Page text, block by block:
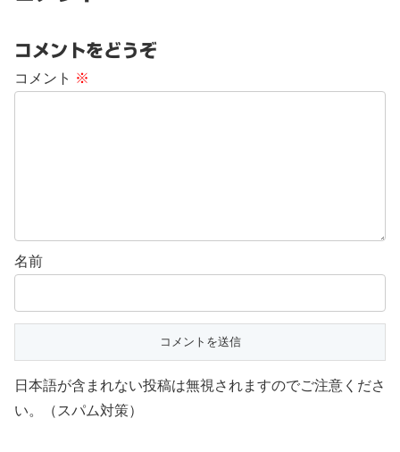
コメントをどうぞ
コメント ※
名前
日本語が含まれない投稿は無視されますのでご注意くださ
い。（スパム対策）